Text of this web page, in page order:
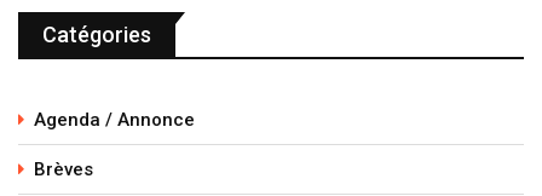
Catégories
Agenda / Annonce
Brèves